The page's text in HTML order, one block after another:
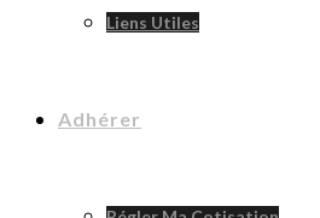
Liens Utiles
Adhérer